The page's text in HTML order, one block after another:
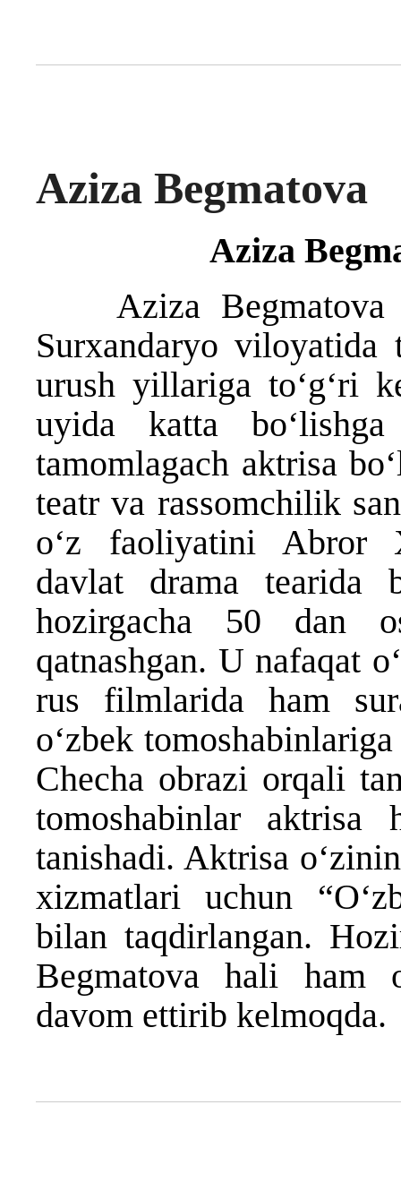
Aziza Begmatova
Aziza
Aziza Begmatova
Surxandaryo
urush yillariga to‘g‘ri
uyida katta
tamomlagach aktrisa
teatr va rassomchilik
o‘z faoliyatini Abror
davlat drama tearida
hozirgacha 50 dan
qatnashgan. U nafaqat
rus filmlarida ham
o‘zbek
Checha obrazi orqali
tomoshabinlar aktrisa
tanishadi. Aktrisa
xizmatlari uchun
bilan taqdirlangan.
Begmatova hali ham
davom ettirib kelmoqda.